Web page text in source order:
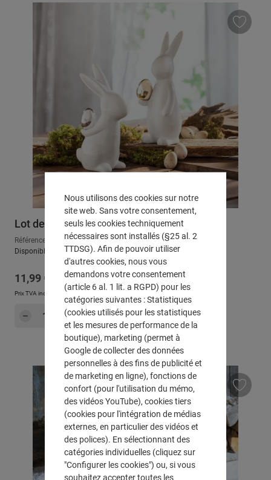
Lot de 2 lapins "classique"
Référence : 225785
Disponible, délai de livraison : env. 2-3 jours ouvrables
Prix régulier :
11,99 €
Prix TVA incluse, en sus
Quantité de produit : Entrez la quantité
Dans le panier
Nous utilisons des cookies sur notre
site web. Sans votre consentement,
seuls les cookies techniquement
nécessaires sont installés (§25 al. 2
TTDSG). Afin de pouvoir utiliser
d'autres cookies, nous vous
demandons votre consentement
(article 6 al. 1 lit. a RGPD) pour les
catégories suivantes : Statistiques
(cookies utilisés pour les statistiques
et les mesures de performance de la
boutique), marketing (permet à
Google de collecter des données
personnelles à des fins de publicité et
de marketing en ligne), fonctions de
confort (pour l'utilisation du mémo,
des vidéos YouTube), cookies tiers
(cookies pour l'intégration de médias
externes, en particulier des vidéos et
des polices). En sélectionnant des
catégories individuelles (cliquez sur
"Configurer les cookies") ou, si vous
souhaitez accepter toutes les